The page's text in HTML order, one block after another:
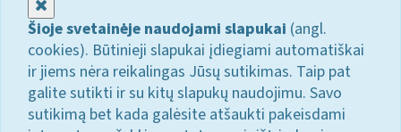
Šioje svetainėje naudojami slapukai (angl.
cookies). Būtinieji slapukai įdiegiami automatiškai
ir jiems nėra reikalingas Jūsų sutikimas. Taip pat
galite sutikti ir su kitų slapukų naudojimu. Savo
sutikimą bet kada galėsite atšaukti pakeisdami